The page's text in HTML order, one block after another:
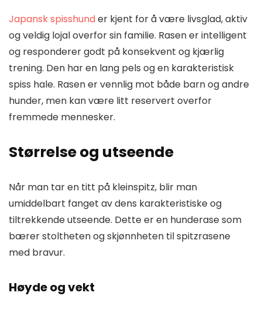
Japansk spisshunder kjent for å være livsglad, aktiv
og veldig lojal overfor sin familie. Rasen er intelligent
og responderer godt på konsekvent og kjærlig
trening. Den har en lang pels og en karakteristisk
spiss hale. Rasen er vennlig mot både barn og andre
hunder, men kan være litt reservert overfor
fremmede mennesker.
Størrelse og utseende
Når man tar en titt på kleinspitz, blir man
umiddelbart fanget av dens karakteristiske og
tiltrekkende utseende. Dette er en hunderase som
bærer stoltheten og skjønnheten til spitzrasene
med bravur.
Høyde og vekt